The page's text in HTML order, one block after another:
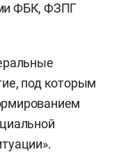
ФБК, ФЗПГ
под которым